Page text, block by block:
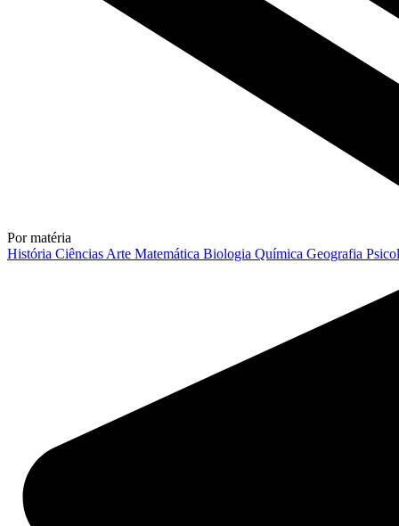
Por matéria
História Ciências Arte Matemática Biologia Química Geografia